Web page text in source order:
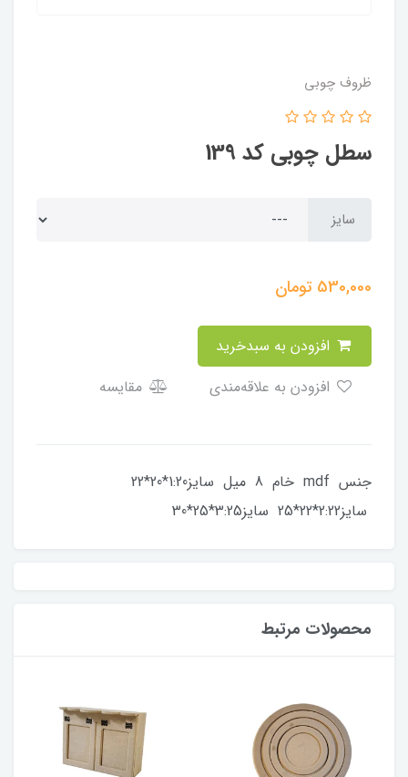
ظروف چوبی
سطل چوبی کد 139
سایز
530,000 تومان
مقایسه
جنس mdf خام 8 میل سایز1:20*20*22
سایز2:22*22*25 سایز3:25*25*30
محصولات مرتبط